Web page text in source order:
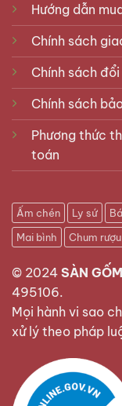
Hướng dẫn
Chính sách
Chính sách
Chính sách
Phương thức
toán
Ấm chén Ly sứ
Mai bình
Chum rượu
© 2024 SÀN
495106.
Mọi hành vi sao
xử lý theo pháp